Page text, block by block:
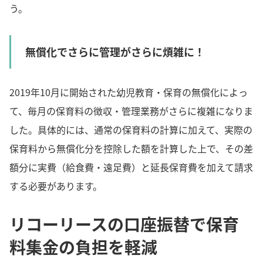
う。
無償化でさらに管理がさらに煩雑に！
2019年10月に開始された幼児教育・保育の無償化によっ
て、毎月の保育料の徴収・管理業務がさらに複雑になりま
した。具体的には、通常の保育料の計算に加えて、実際の
保育料から無償化分を控除した額を計算した上で、その差
額分に実費（給食費・遠足費）と延長保育費を加えて請求
する必要があります。
リコーリースの口座振替で保育
料集金の負担を軽減